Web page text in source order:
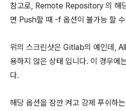
참고로, Remote Repository 의 해
면 Push할 때 -f 옵션이 불가능 할
위의 스크린샷은 Gitlab의 예인데,
용하지 않은 상태 입니다. 이 경우에
다.
해당 옵션을 잠깐 켜고 강제 푸쉬하